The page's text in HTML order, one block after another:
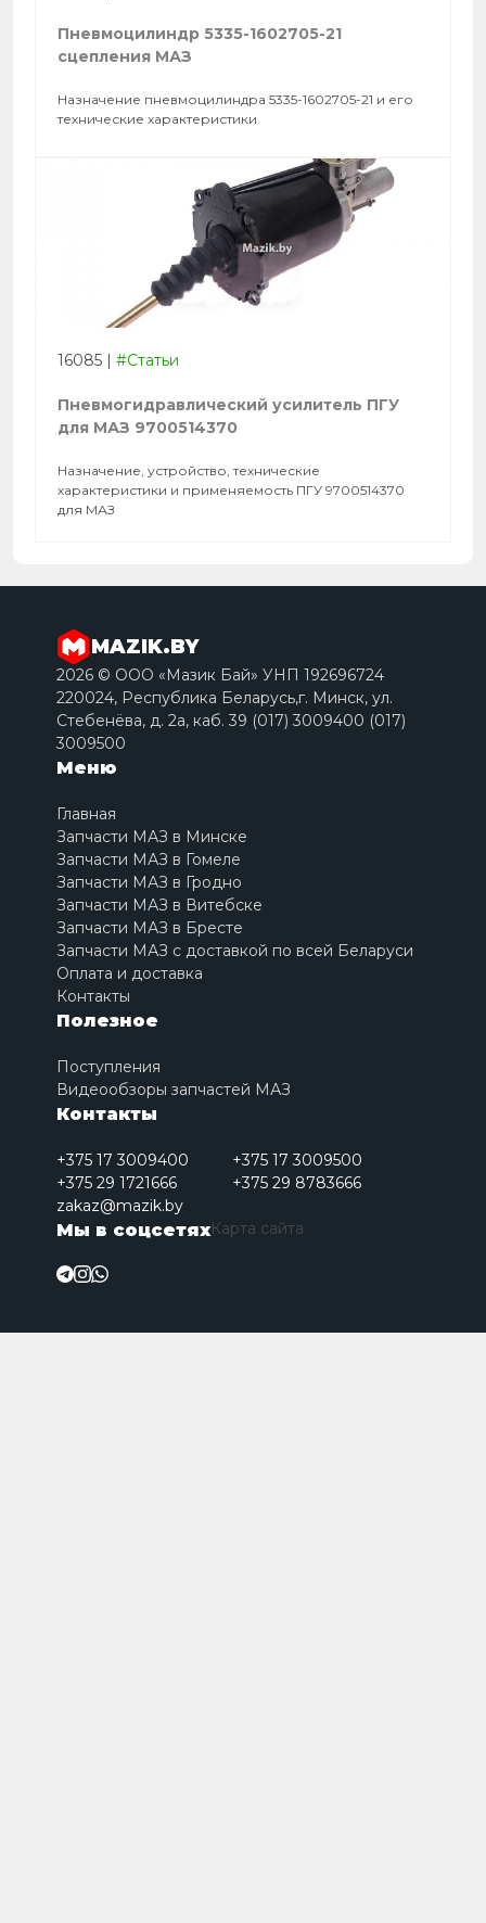
Пневмоцилиндр 5335-1602705-21
сцепления МАЗ
Назначение пневмоцилиндра 5335-1602705-21 и его
технические характеристики
16085 | #Статьи
Пневмогидравлический усилитель ПГУ
для МАЗ 9700514370
Назначение, устройство, технические
характеристики и применяемость ПГУ 9700514370
для МАЗ
MAZIK.BY
2026 © ООО «Мазик Бай» УНП 192696724
220024, Республика Беларусь,г. Минск, ул.
Стебенёва, д. 2a, каб. 39 (017) 3009400 (017)
3009500
Меню
Главная
Запчасти МАЗ в Минске
Запчасти МАЗ в Гомеле
Запчасти МАЗ в Гродно
Запчасти МАЗ в Витебске
Запчасти МАЗ в Бресте
Запчасти МАЗ с доставкой по всей Беларуси
Оплата и доставка
Контакты
Полезное
Поступления
Видеообзоры запчастей МАЗ
Контакты
+375 17 3009400
+375 17 3009500
+375 29 1721666
+375 29 8783666
zakaz@mazik.by
Мы в соцсетяхКарта сайта